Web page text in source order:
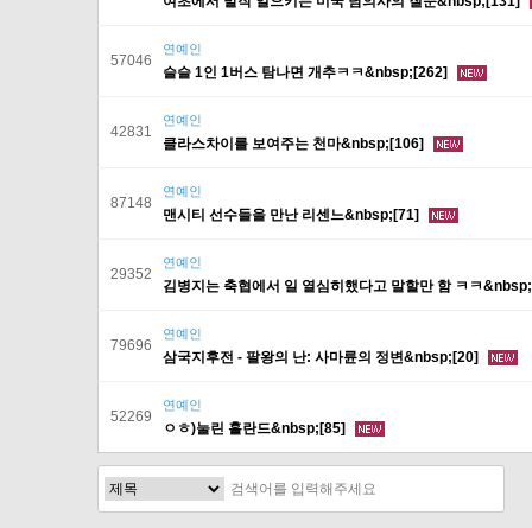
57046
연예인
슬슬 1인 1버스 탐나면 개추ㅋㅋ&nbsp;[262]
42831
연예인
클라스차이를 보여주는 천마&nbsp;[106]
87148
연예인
맨시티 선수들을 만난 리센느&nbsp;[71]
29352
연예인
김병지는 축협에서 일 열심히했다고 말할만 함 ㅋㅋ
79696
연예인
삼국지후전 - 팔왕의 난: 사마륜의 정변&nbsp;[20]
52269
연예인
ㅇㅎ)눌린 홀란드&nbsp;[85]